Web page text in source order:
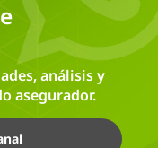
análisis y
asegurador.